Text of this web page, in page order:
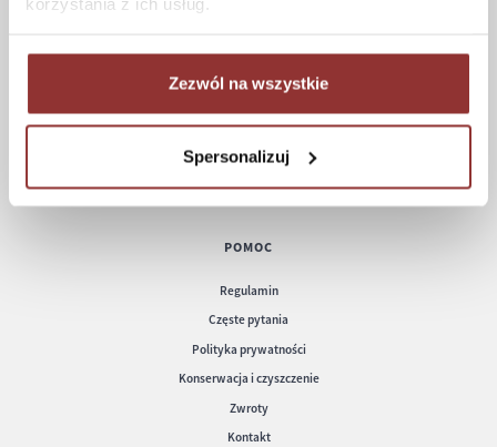
Zezwól na wszystkie
Spersonalizuj
Czas realizacji zamówienia
Formy płatności
Koszt dostawy
POMOC
Regulamin
Częste pytania
Polityka prywatności
Konserwacja i czyszczenie
Zwroty
Kontakt